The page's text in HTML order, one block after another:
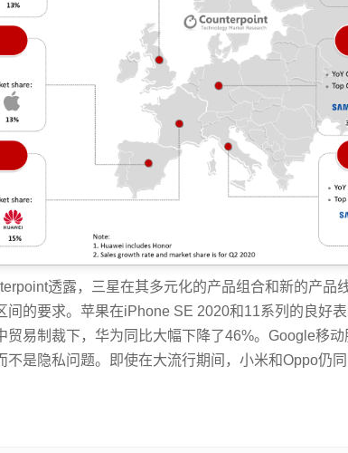
透露，三星在其多元化的产品组合和新的产品
间的要求。苹果在iPhone SE 2020和11系列的良好
贸易制裁下，华为同比大幅下降了46%。Google移
不是隐私问题。即使在大流行期间，小米和Oppo仍